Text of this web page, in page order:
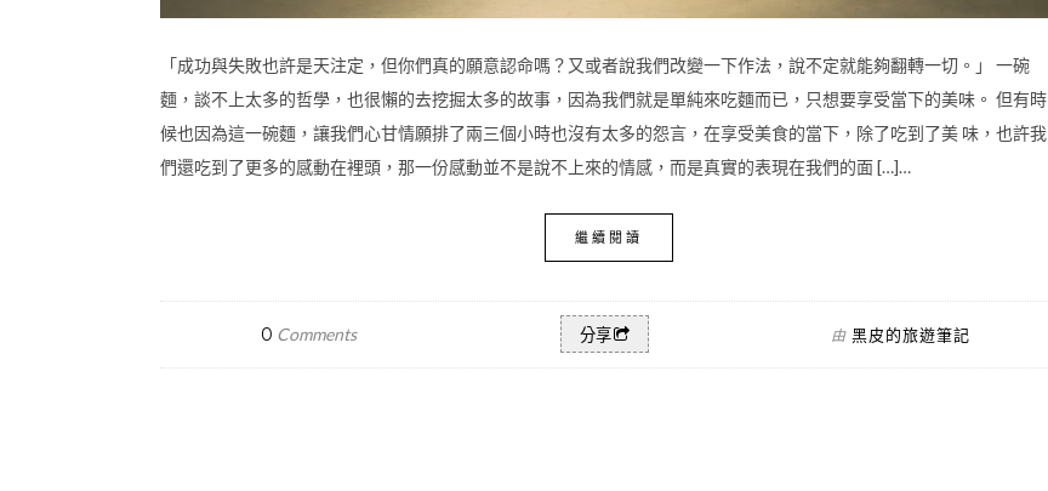
「成功與失敗也許是天注定，但你們真的願意認命嗎？又或者說我們改變一下作法，說不定就能夠翻轉一切。」 一碗
麵，談不上太多的哲學，也很懶的去挖掘太多的故事，因為我們就是單純來吃麵而已，只想要享受當下的美味。 但有時
候也因為這一碗麵，讓我們心甘情願排了兩三個小時也沒有太多的怨言，在享受美食的當下，除了吃到了美 味，也許我
們還吃到了更多的感動在裡頭，那一份感動並不是說不上來的情感，而是真實的表現在我們的面 […]…
繼續閱讀
0 Comments 分享 由 黑皮的旅遊筆記